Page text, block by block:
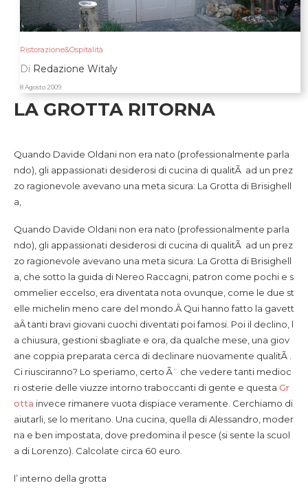
Ristorazione&Ospitalità
Di Redazione Witaly
8 Agosto 2009
LA GROTTA RITORNA
l
Quando Davide Oldani non era nato (professionalmente parla
ndo), gli appassionati desiderosi di cucina di qualitÃ ad un prez
zo ragionevole avevano una meta sicura: La Grotta di Brisighell
a,
Quando Davide Oldani non era nato (professionalmente parla
ndo), gli appassionati desiderosi di cucina di qualitÃ ad un prez
zo ragionevole avevano una meta sicura: La Grotta di Brisighell
a, che sotto la guida di Nereo Raccagni, patron come pochi e s
ommelier eccelso, era diventata nota ovunque, come le due st
elle michelin meno care del mondo.Â Qui hanno fatto la gavett
aÂ tanti bravi giovani cuochi diventati poi famosi. Poi il declino, l
a chiusura, gestioni sbagliate e ora, da qualche mese, una giov
ane coppia preparata cerca di declinare nuovamente qualitÃ .
Ci riusciranno? Lo speriamo, certo Ã¨ che vedere tanti medioc
ri osterie delle viuzze intorno traboccanti di gente e questa Gr
otta invece rimanere vuota dispiace veramente. Cerchiamo di
aiutarli, se lo meritano. Una cucina, quella di Alessandro, moder
na e ben impostata, dove predomina il pesce (si sente la scuol
a di Lorenzo). Calcolate circa 60 euro.
l’ interno della grotta